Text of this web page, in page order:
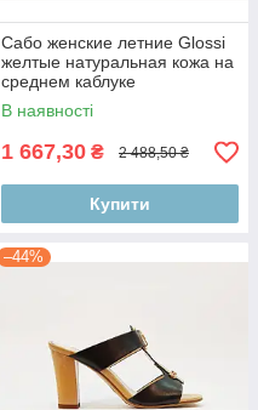
Сабо женские летние Glossi
желтые натуральная кожа на
среднем каблуке
В наявності
1 667,30 ₴ 2 488,50 ₴
Купити
–44%